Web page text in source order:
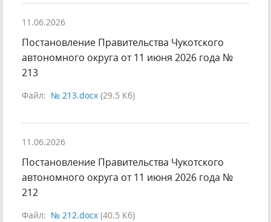
11.06.2026
Постановление Правительства Чукотского
автономного округа от 11 июня 2026 года №
213
Файл: № 213.docx (29.5 Кб)
11.06.2026
Постановление Правительства Чукотского
автономного округа от 11 июня 2026 года №
212
Файл: № 212.docx (40.5 Кб)